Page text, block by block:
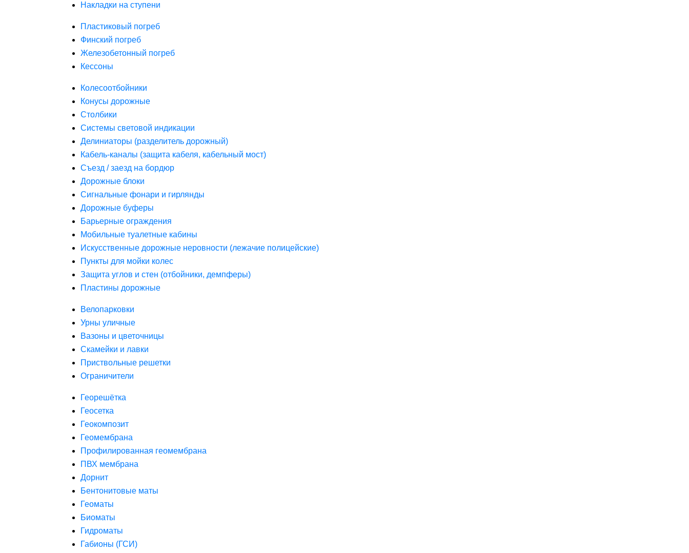
Накладки на ступени
Пластиковый погреб
Финский погреб
Железобетонный погреб
Кессоны
Колесоотбойники
Конусы дорожные
Столбики
Системы световой индикации
Делиниаторы (разделитель дорожный)
Кабель-каналы (защита кабеля, кабельный мост)
Съезд / заезд на бордюр
Дорожные блоки
Сигнальные фонари и гирлянды
Дорожные буферы
Барьерные ограждения
Мобильные туалетные кабины
Искусственные дорожные неровности (лежачие полицейские)
Пункты для мойки колес
Защита углов и стен (отбойники, демпферы)
Пластины дорожные
Велопарковки
Урны уличные
Вазоны и цветочницы
Скамейки и лавки
Приствольные решетки
Ограничители
Георешётка
Геосетка
Геокомпозит
Геомембрана
Профилированная геомембрана
ПВХ мембрана
Дорнит
Бентонитовые маты
Геоматы
Биоматы
Гидроматы
Габионы (ГСИ)